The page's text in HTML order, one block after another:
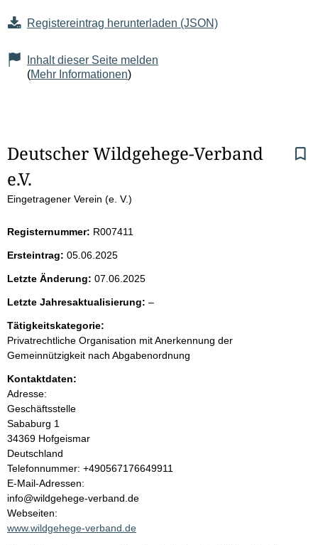
Registereintrag herunterladen (JSON)
Inhalt dieser Seite melden
(Mehr Informationen)
S
e
t
e
n
i
n
h
a
l
t
Deutscher Wildgehege-Verband
e.V.
Eingetragener Verein (e. V.)
Registernummer: R007411
Ersteintrag: 05.06.2025
Letzte Änderung: 07.06.2025
Letzte Jahresaktualisierung: –l
r
Tätigkeitskategorie:
Privatrechtliche Organisation mit Anerkennung der
Gemeinnützigkeit nach Abgabenordnung
Kontaktdaten:
Adresse:
Geschäftsstelle
Sababurg 1
34369 Hofgeismar
Deutschland
K
o
n
t
a
Telefonnummer: +490567176649911
E-Mail-Adressen:
info@wildgehege-verband.de
Webseiten:
www.wildgehege-verband.de